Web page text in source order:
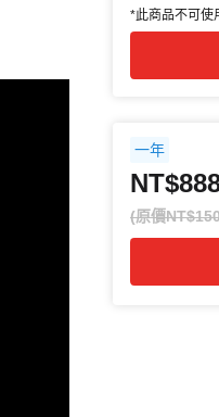
*此商品不可使
一年
(原價